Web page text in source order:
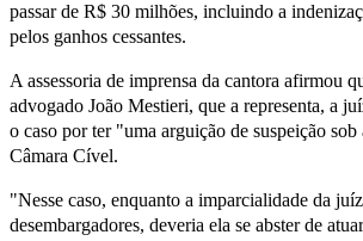
passar de R$ 30 milhões, incluindo a
pelos ganhos cessantes.
A assessoria de imprensa da cantora afirmou
advogado João Mestieri, que a representa, a
o caso por ter "uma arguição de suspeição sob
Câmara Cível.
"Nesse caso, enquanto a imparcialidade da
desembargadores, deveria ela se abster de